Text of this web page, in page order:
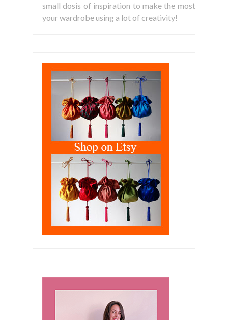
small dosis of inspiration to make the most of
your wardrobe using a lot of creativity!